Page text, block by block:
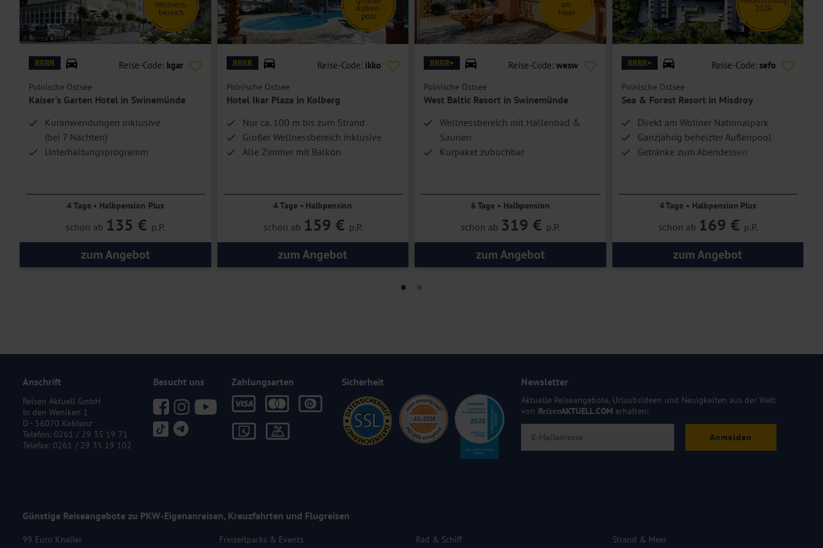
DieEinzelzimmersind Doppelzimmer Standard zur Einzelbelegung.
Bitte beachten Sie: Ab etwa der 4. Etage bieten die Zimmer seitlichen Meerblick. Bei tiefer liegenden Zimmern ist der Blick aufs Meer durch
Hoteleinrichtungen und Zimmerausstattung teilweise gegen Gebühr.
© Kaiser's Garten Hotel
Wellness-
bereich
RRRR Reise-Code: kgar
Polnische Ostsee
Kaiser's Garten Hotel in Swinemünde
Kuranwendungen inklusive
(bei 7 Nächten)
Unterhaltungsprogramm
4 Tage • Halbpension Plus
schon ab 135 € p.P.
zum Angebot
© Hotel Ikar Plaza
Außen-
pool
RRRR Reise-Code: ikko
Polnische Ostsee
Hotel Ikar Plaza in Kolberg
Nur ca. 100 m bis zum Strand
Großer Wellnessbereich inklusive
Alle Zimmer mit Balkon
4 Tage • Halbpension
schon ab 159 € p.P.
zum Angebot
© West Baltic Resort
am
Meer
RRRR+ Reise-Code: wesw
Polnische Ostsee
West Baltic Resort in Swinemünde
Wellnessbereich mit Hallenbad &
Saunen
Kurpaket zubuchbar
6 Tage • Halbpension
schon ab 319 € p.P.
zum Angebot
© Sea & Forest Resort
2026
RRRR+ Reise-Code: sefo
Polnische Ostsee
Sea & Forest Resort in Misdroy
Direkt am Woliner Nationalpark
Ganzjährig beheizter Außenpool
Getränke zum Abendessen
4 Tage • Halbpension Plus
schon ab 169 € p.P.
zum Angebot
Anschrift
Reisen Aktuell GmbH
In den Weniken 1
D - 56070 Koblenz
Telefon: 0261 / 29 35 19 71
Telefax: 0261 / 29 35 19 102
Besucht uns Zahlungsarten Sicherheit Newsletter
Aktuelle Reiseangebote, Urlaubsideen und Neuigkeiten aus der Welt
von ReisenAKTUELL.COM erhalten:
Anmelden
Günstige Reiseangebote zu PKW-Eigenanreisen, Kreuzfahrten und Flugreisen
99 Euro Knaller
Freizeitparks & Events
Rad & Schiff
Strand & Meer